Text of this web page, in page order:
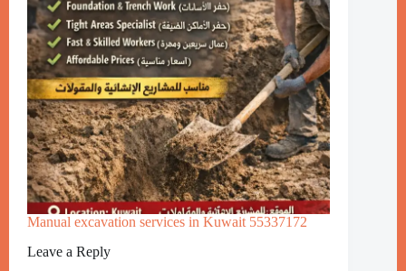
Manual excavation services in Kuwait 55337172
Leave a Reply